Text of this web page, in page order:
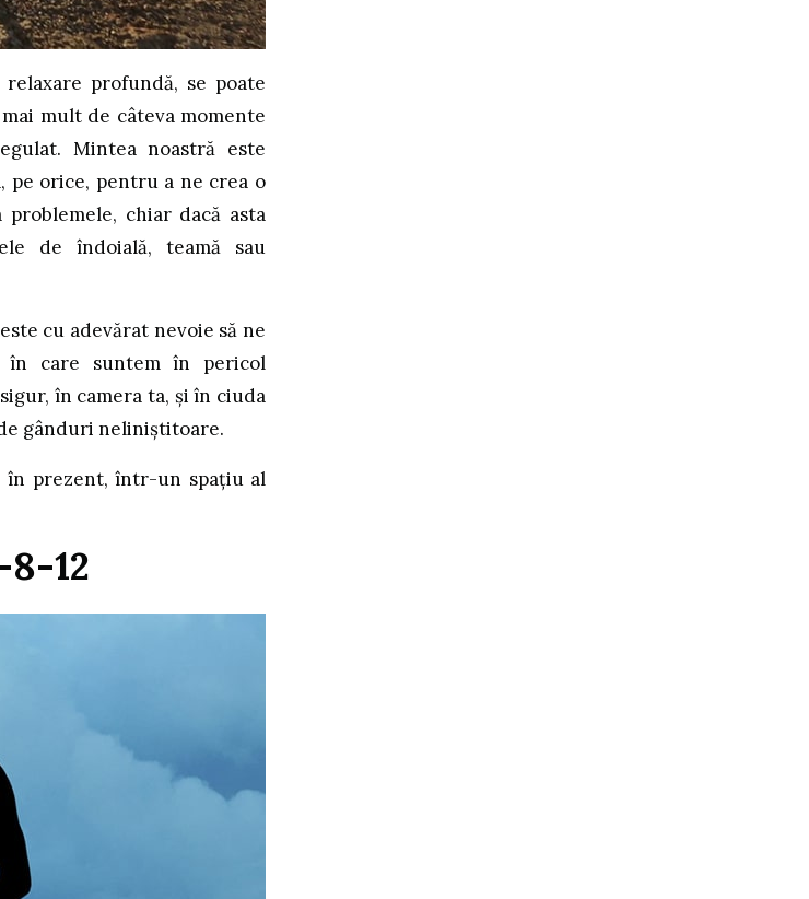
profundă, se poate
mult de câteva momente
Mintea noastră este
pe orice, pentru a ne crea o
chiar dacă asta
de îndoială, teamă sau
cu adevărat nevoie să ne
în care suntem în pericol
în camera ta, și în ciuda
gânduri neliniștitoare.
în prezent, într-un spațiu al
12